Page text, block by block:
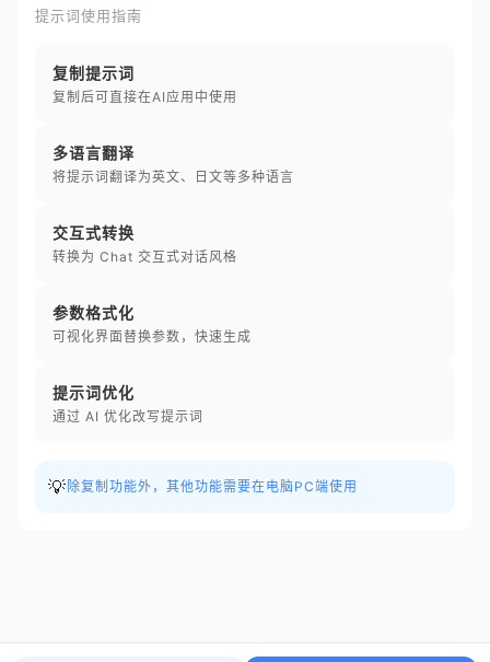
提示词使用指南
复制提示词
复制后可直接在AI应用中使用
多语言翻译
将提示词翻译为英文、日文等多种语言
交互式转换
转换为 Chat 交互式对话风格
参数格式化
可视化界面替换参数，快速生成
提示词优化
通过 AI 优化改写提示词
💡 除复制功能外，其他功能需要在电脑PC端使用